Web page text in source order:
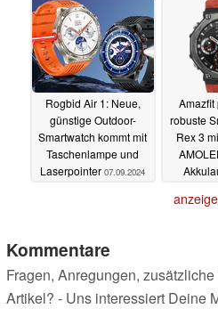
Rogbid Air 1: Neue,
günstige Outdoor-
Smartwatch kommt mit
Taschenlampe und
Laserpointer 07.09.2024
Amazfit
robuste
Rex 3
Kommentare
Fragen, Anregungen,
Artikel? - Uns interessiert Deine